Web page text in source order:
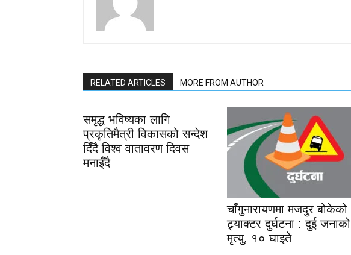
RELATED ARTICLES MORE FROM AUTHOR
समृद्ध भविष्यका लागि
प्रकृतिमैत्री विकासको सन्देश
दिँदै विश्व वातावरण दिवस
मनाइँदै
चाँगुनारायणमा मजदुर बोकेको
ट्र्याक्टर दुर्घटना : दुई जनाको
मृत्यु, १० घाइते